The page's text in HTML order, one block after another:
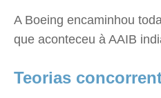
A Boeing encaminhou
que aconteceu à AAIB
Teorias